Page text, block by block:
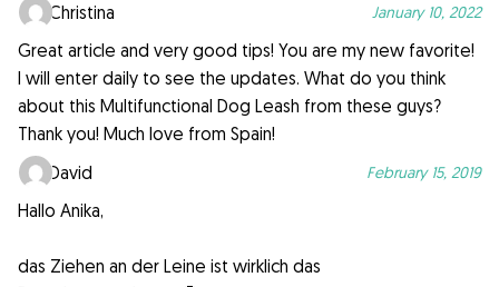
Christina January 10, 2022
Great article and very good tips! You are my new favorite!
I will enter daily to see the updates. What do you think
about this Multifunctional Dog Leash from these guys?
Thank you! Much love from Spain!
David
February 15, 2019
Hallo Anika,
das Ziehen an der Leine ist wirklich das